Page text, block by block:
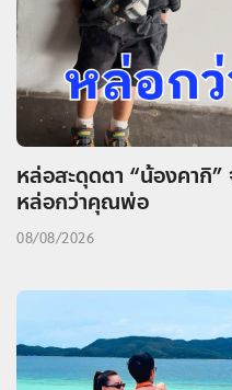
หล่อสะดุดตา “น้องคากิ
หล่อกว่าคุณพ่อ
08/08/2026